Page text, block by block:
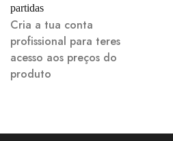
partidas
Cria a tua conta
profissional para teres
acesso aos preços do
produto